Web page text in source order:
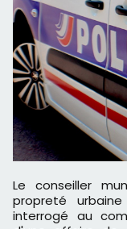
Le conseiller municipal d'Ajaccio, en charge de la
propreté
interrogé au